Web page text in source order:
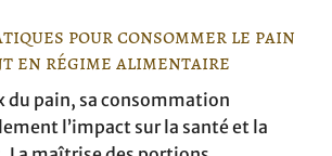
pour consommer le pain
en régime alimentaire
du pain, sa consommation
l’impact sur la santé et la